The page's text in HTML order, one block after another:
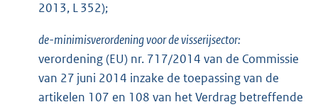
2013, L 352);
de-minimisverordening voor de visserijsector:
verordening (EU) nr. 717/2014 van de Commissie
van 27 juni 2014 inzake de toepassing van de
artikelen 107 en 108 van het Verdrag betreffende